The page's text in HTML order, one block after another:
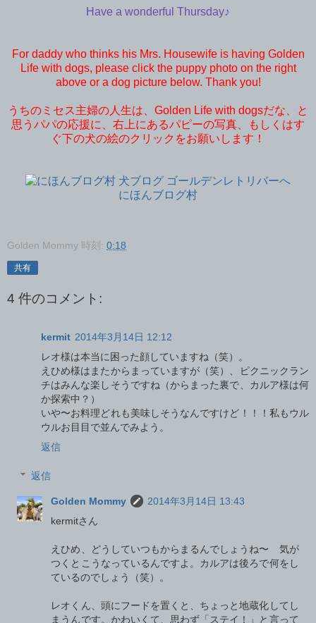
Have a wonderful Thursday♪
For daddy who thinks his Mrs. Housewife is having Golden
Life with dogs, please click the puppy photo on the right
above or a dog picture below. Thank you!
うちのミセス主婦の人生は、Golden Life with dogsだな、と
思うパパの応援に、右上にあるパピーの写真、もしくはす
ぐ下の犬の絵のクリックをお願いします！
にほんブログ村
Golden Mommy 時刻: 0:18
共有
4 件のコメント:
kermit 2014年3月14日 12:12
レオ様は本当に困った顔していますね（笑）。
えひめ様はまたからまっていますが（笑）、ピクニックラン
チはみんな楽しそうですね（からまった裏で、カルア様は何
か探索中？）
いや〜お料理どれも美味しそうなんですけど！！！私もウル
ウルお目目で並んでみよう。
返信
返信
Golden Mommy
2014年3月14日 13:43
kermitさん
えひめ、どうしていつもからまるんでしょうね〜 気が
つくとこうなっているんですよ。カルアは後ろで何をし
ているのでしょう（笑）。
レオくん、頭にフードを置くと、ちょっと地蔵化してし
まうんです。かわいくて、思わず「ステイ！」と言って